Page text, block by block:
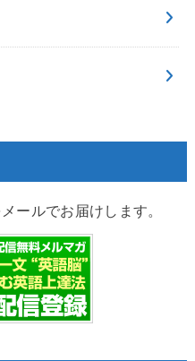
ールでお届けします。